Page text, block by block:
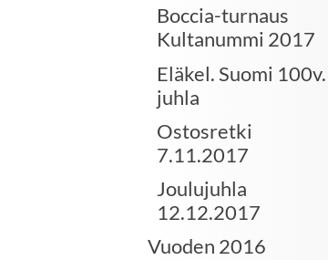
Boccia-turnaus
Kultanummi 2017
Eläkel. Suomi 100v.
juhla
Ostosretki
7.11.2017
Joulujuhla
12.12.2017
Vuoden 2016